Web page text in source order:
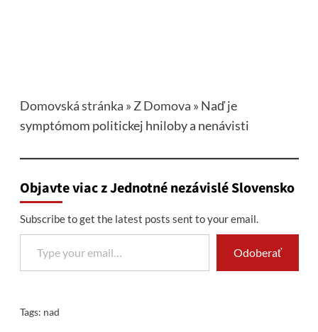
Domovská stránka » Z Domova » Naď je
symptómom politickej hniloby a nenávisti
Objavte viac z Jednotné nezávislé Slovensko
Subscribe to get the latest posts sent to your email.
Type your email…
Odoberať
Tags: nad